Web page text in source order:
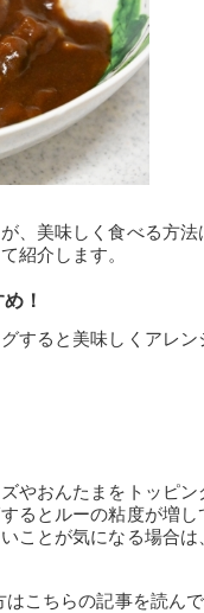
、美味しく食べる方法
紹介します。
！
すると美味しくアレン
やおんたまをトッピ
るとルーの粘度が増
ことが気になる場合
こちらの記事を読ん